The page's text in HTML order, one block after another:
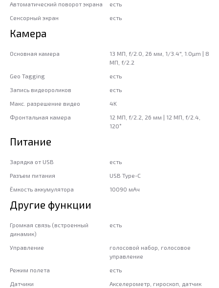
Автоматический поворот экрана
есть
Сенсорный экран
есть
Камера
Основная камера
13 МП, f/2.0, 26 мм, 1/3.4", 1.0µm | 8
МП, f/2.2
Geo Tagging
есть
Запись видеороликов
есть
Макс. разрешение видео
4K
Фронтальная камера
12 МП, f/2.2, 26 мм | 12 МП, f/2.4,
120˚
Питание
Зарядка от USB
есть
Разъем питания
USB Type-C
Ёмкость аккумулятора
10090 мАч
Другие функции
Громкая связь (встроенный
динамик)
есть
Управление
голосовой набор, голосовое
управление
Режим полета
есть
Датчики
Акселерометр, гироскоп, датчик